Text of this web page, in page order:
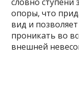
опоры, что
вид и
проникать во
внешней